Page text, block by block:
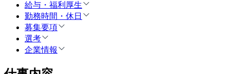
給与・福利厚生
勤務時間・休日
募集要項
選考
企業情報